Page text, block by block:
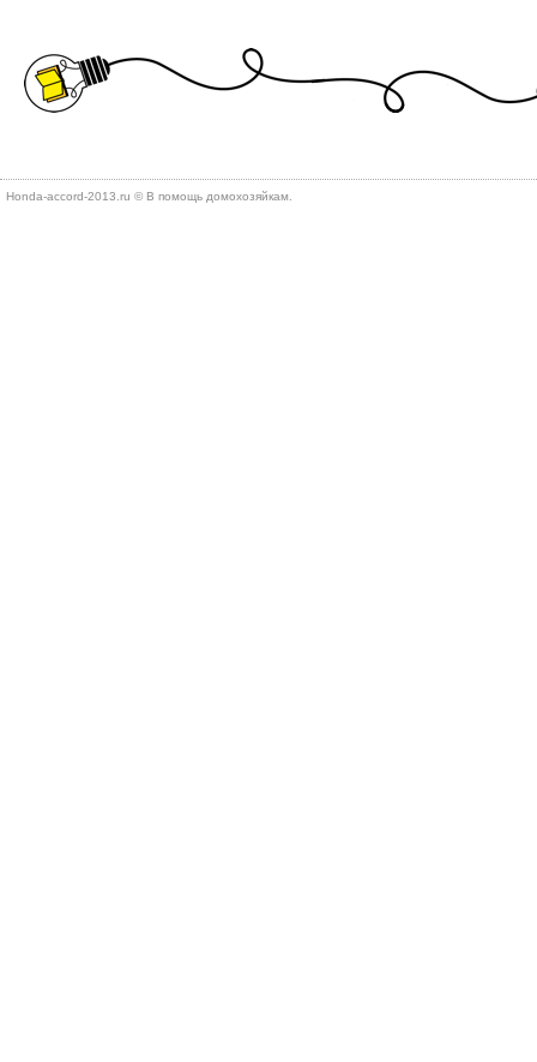
Honda-accord-2013.ru © В помощь дοмохοзяйкам.